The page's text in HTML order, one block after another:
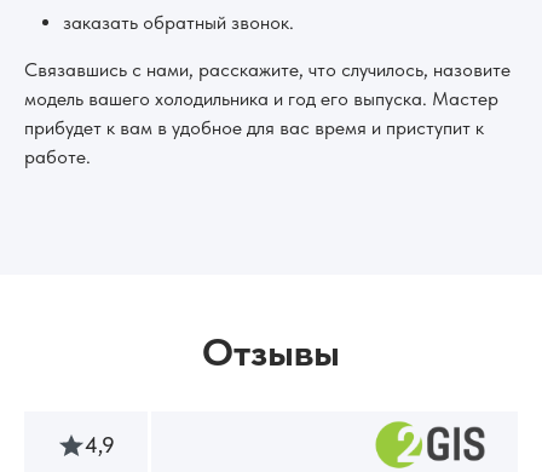
заказать обратный звонок.
Связавшись с нами, расскажите, что случилось, назовите
модель вашего холодильника и год его выпуска. Мастер
прибудет к вам в удобное для вас время и приступит к
работе.
Отзывы
4,9